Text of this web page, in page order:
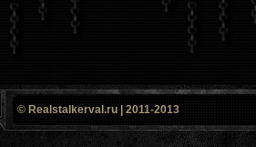
© Realstalkerval.ru | 2011-2013